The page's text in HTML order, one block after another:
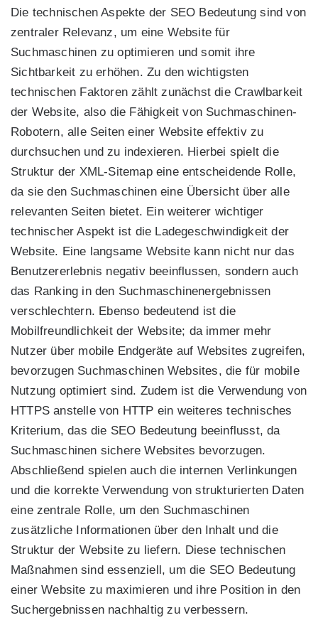
Die technischen Aspekte der SEO Bedeutung sind von
zentraler Relevanz, um eine Website für
Suchmaschinen zu optimieren und somit ihre
Sichtbarkeit zu erhöhen. Zu den wichtigsten
technischen Faktoren zählt zunächst die Crawlbarkeit
der Website, also die Fähigkeit von Suchmaschinen-
Robotern, alle Seiten einer Website effektiv zu
durchsuchen und zu indexieren. Hierbei spielt die
Struktur der XML-Sitemap eine entscheidende Rolle,
da sie den Suchmaschinen eine Übersicht über alle
relevanten Seiten bietet. Ein weiterer wichtiger
technischer Aspekt ist die Ladegeschwindigkeit der
Website. Eine langsame Website kann nicht nur das
Benutzererlebnis negativ beeinflussen, sondern auch
das Ranking in den Suchmaschinenergebnissen
verschlechtern. Ebenso bedeutend ist die
Mobilfreundlichkeit der Website; da immer mehr
Nutzer über mobile Endgeräte auf Websites zugreifen,
bevorzugen Suchmaschinen Websites, die für mobile
Nutzung optimiert sind. Zudem ist die Verwendung von
HTTPS anstelle von HTTP ein weiteres technisches
Kriterium, das die SEO Bedeutung beeinflusst, da
Suchmaschinen sichere Websites bevorzugen.
Abschließend spielen auch die internen Verlinkungen
und die korrekte Verwendung von strukturierten Daten
eine zentrale Rolle, um den Suchmaschinen
zusätzliche Informationen über den Inhalt und die
Struktur der Website zu liefern. Diese technischen
Maßnahmen sind essenziell, um die SEO Bedeutung
einer Website zu maximieren und ihre Position in den
Suchergebnissen nachhaltig zu verbessern.